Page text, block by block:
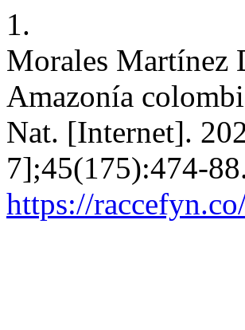
1.
Morales Martínez
Amazonía
Nat. [Internet].
7];45(175):474-
https://